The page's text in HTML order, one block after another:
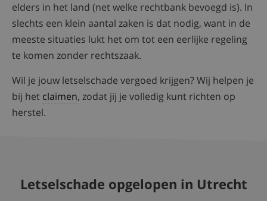
elders in het land (net welke rechtbank bevoegd is). In
slechts een klein aantal zaken is dat nodig, want in de
meeste situaties lukt het om tot een eerlijke regeling
te komen zonder rechtszaak.
Wil je jouw letselschade vergoed krijgen? Wij helpen je
bij het claimen, zodat jij je volledig kunt richten op
herstel.
Letselschade opgelopen in Utrecht